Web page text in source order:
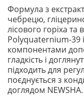
Формула з
чебрецю,
лісового горіха
Polyquaternium-39
компонентами
гладкість і
підходить для
поєднується з
доглядом NEWSHA.